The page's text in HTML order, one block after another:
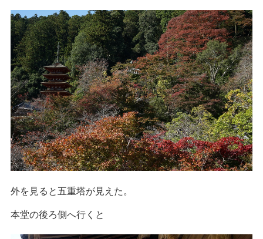
外を見ると五重塔が見えた。
本堂の後ろ側へ行くと